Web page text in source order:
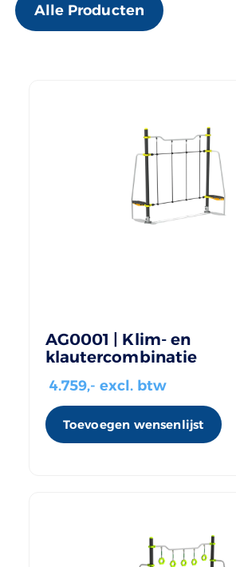
Alle Producten
AG0001 | Klim- en
klautercombinatie
4.759,- excl. btw
Toevoegen wensenlijst